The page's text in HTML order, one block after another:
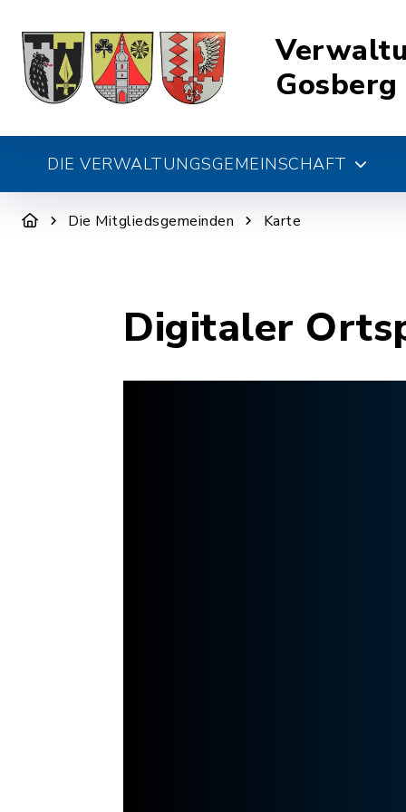
Gosberg
DIE VERWALTUNGSGEMEINSCHAFT
Die Mitgliedsgemeinden Karte
Digitaler